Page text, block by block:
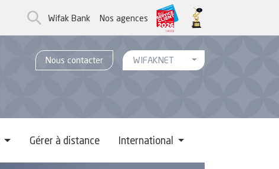
Wifak Bank Nos agences
Nous contacter WIFAKNET Toggle Menu WifakNet
Gérer à distance International